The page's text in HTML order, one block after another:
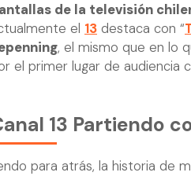
de la televisión
el 13 destaca con “
, el mismo que en lo
el primer lugar de audiencia
13 Partiendo
para atrás, la historia de